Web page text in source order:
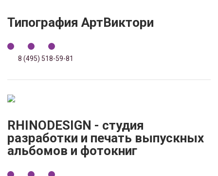
Типография АртВиктори
8 (495) 518-59-81
RHINODESIGN - студия
разработки и печать выпускных
альбомов и фотокниг